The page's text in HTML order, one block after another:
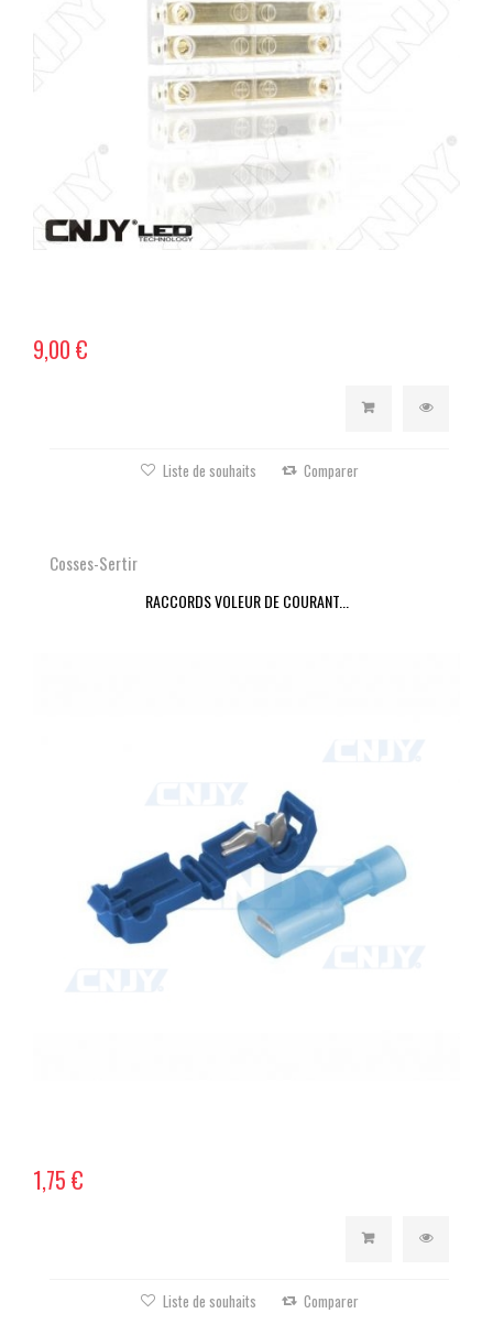
9,00 €
Liste de souhaits Comparer
Cosses-Sertir
RACCORDS VOLEUR DE COURANT...
1,75 €
Liste de souhaits Comparer